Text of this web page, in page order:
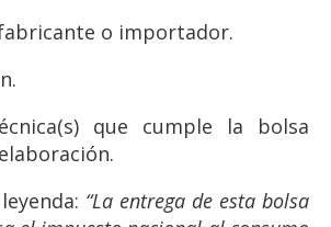
o importador.
que cumple la bolsa
“La entrega de esta bolsa